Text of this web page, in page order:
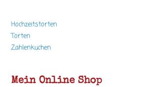
Hochzeitstorten
Torten
Zahlenkuchen
Mein Online Shop